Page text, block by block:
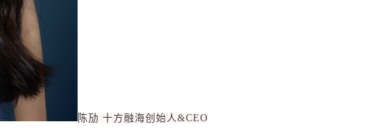
陈劢 十方融海创始人&CEO